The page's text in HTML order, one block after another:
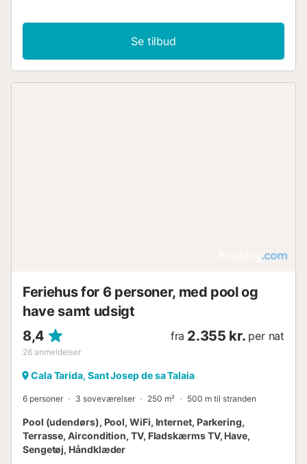
Se tilbud
Feriehus for 6 personer, med pool og
have samt udsigt
8,4
26 anmeldelser
fra 2.355 kr. per nat
Cala Tarida, Sant Josep de sa Talaia
6 personer 3 soveværelser 250 m² 500 m til stranden
Pool (udendørs), Pool, WiFi, Internet, Parkering,
Terrasse, Aircondition, TV, Fladskærms TV, Have,
Sengetøj, Håndklæder